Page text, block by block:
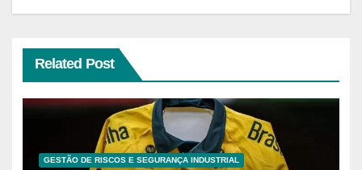
Related Post
GESTÃO DE RISCOS E SEGURANÇA INDUSTRIAL